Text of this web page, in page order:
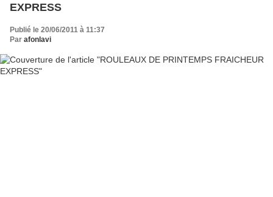
EXPRESS
Publié le 20/06/2011 à 11:37
Par afonlavi